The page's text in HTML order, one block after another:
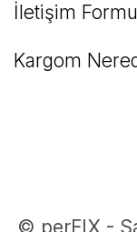
İletişim Formu
Kargom
© perFIX -